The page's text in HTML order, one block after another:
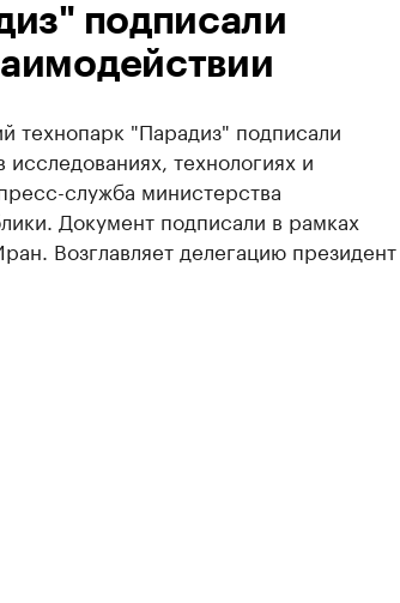
подписали
технопарк "Парадиз" подписали
технологиях и
служба министерства
Документ подписали в рамках
Возглавляет делегацию президент